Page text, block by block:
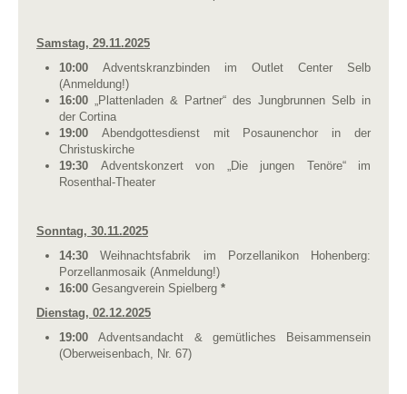
Samstag, 29.11.2025
10:00 Adventskranzbinden im Outlet Center Selb
(Anmeldung!)
16:00
„Plattenladen & Partner“ des Jungbrunnen Selb in
der Cortina
19:00 Abendgottesdienst mit Posaunenchor in der
Christuskirche
19:30 Adventskonzert von „Die jungen Tenöre“ im
Rosenthal-Theater
Sonntag, 30.11.2025
14:30Weihnachtsfabrik im Porzellanikon Hohenberg:
Porzellanmosaik (Anmeldung!)
16:00 Gesangverein Spielberg *
Dienstag, 02.12.2025
19:00Adventsandacht & gemütliches Beisammensein
(Oberweisenbach, Nr. 67)